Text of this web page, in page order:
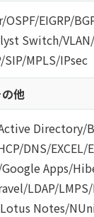
/OSPF/EIGRP/
Switch/VLAN/
/SIP/MPLS/IPsec
他
Directory/
/DNS/EXCEL/
Google Apps/
/LDAP/LMPS/
Lotus Notes/